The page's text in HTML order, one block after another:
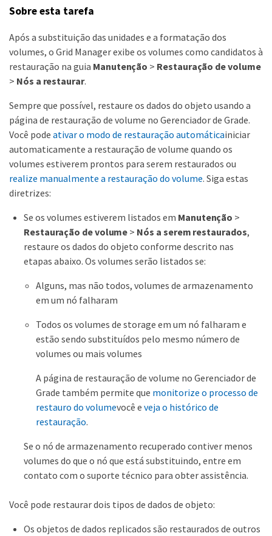
Sobre esta tarefa
Após a substituição das unidades e a formatação dos
volumes, o Grid Manager exibe os volumes como candidatos à
restauração na guia Manutenção > Restauração de volume
> Nós a restaurar.
Sempre que possível, restaure os dados do objeto usando a
página de restauração de volume no Gerenciador de Grade.
Você pode ativar o modo de restauração automáticainiciar
automaticamente a restauração de volume quando os
volumes estiverem prontos para serem restaurados ou
realize manualmente a restauração do volume. Siga estas
diretrizes:
Se os volumes estiverem listados em Manutenção >
Restauração de volume > Nós a serem restaurados,
restaure os dados do objeto conforme descrito nas
etapas abaixo. Os volumes serão listados se:
Alguns, mas não todos, volumes de armazenamento
em um nó falharam
Todos os volumes de storage em um nó falharam e
estão sendo substituídos pelo mesmo número de
volumes ou mais volumes
A página de restauração de volume no Gerenciador de
Grade também permite que monitorize o processo de
restauro do volumevocê e veja o histórico de
restauração.
Se o nó de armazenamento recuperado contiver menos
volumes do que o nó que está substituindo, entre em
contato com o suporte técnico para obter assistência.
Você pode restaurar dois tipos de dados de objeto:
Os objetos de dados replicados são restaurados de outros